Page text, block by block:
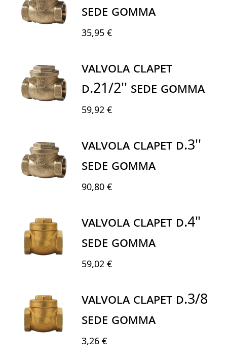
SEDE GOMMA
35,95 €
VALVOLA CLAPET
D.21/2'' SEDE GOMMA
59,92 €
VALVOLA CLAPET D.3''
SEDE GOMMA
90,80 €
VALVOLA CLAPET D.4"
SEDE GOMMA
59,02 €
VALVOLA CLAPET D.3/8
SEDE GOMMA
3,26 €